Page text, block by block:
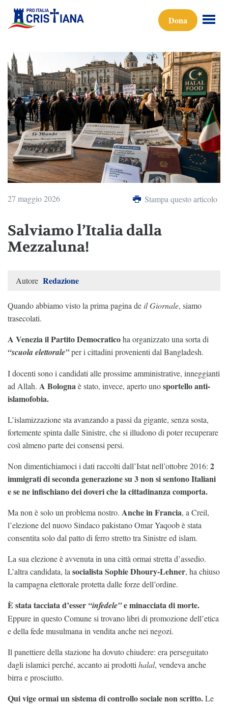
Dona
27 maggio 2026 Stampa questo articolo
Salviamo l’Italia dalla
Mezzaluna!
Autore Redazione
Quando abbiamo visto la prima pagina de il Giornale, siamo
trasecolati.
A Venezia il Partito Democraticoha organizzato una sorta di
“scuola elettorale”per i cittadini provenienti dal Bangladesh.
I docenti sono i candidati alle prossime amministrative, inneggianti
ad Allah. A Bolognaè stato, invece, aperto unosportello anti-
islamofobia.
L’islamizzazione sta avanzando a passi da gigante, senza sosta,
fortemente spinta dalle Sinistre, che si illudono di poter recuperare
così almeno parte dei consensi persi.
Non dimentichiamoci i dati raccolti dall’Istat nell’ottobre 2016: 2
immigrati di seconda generazione su 3 non si sentono Italiani
e se ne infischiano dei doveri che la cittadinanza comporta.
Ma non è solo un problema nostro. Anche in Francia, a Creil,
l’elezione del nuovo Sindaco pakistano Omar Yaqoob è stata
consentita solo dal patto di ferro stretto tra Sinistre ed islam.
La sua elezione è avvenuta in una città ormai stretta d’assedio.
L’altra candidata, la socialista Sophie Dhoury-Lehner, ha chiuso
la campagna elettorale protetta dalle forze dell’ordine.
È stata tacciata d’esser “infedele”e minacciata di morte.
Eppure in questo Comune si trovano libri di promozione dell’etica
e della fede musulmana in vendita anche nei negozi.
Il panettiere della stazione ha dovuto chiudere: era perseguitato
dagli islamici perché, accanto ai prodotti halal, vendeva anche
birra e prosciutto.
Qui vige ormai un sistema di controllo sociale non scritto.Le